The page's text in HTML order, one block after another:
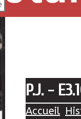
P.J. -
Accueil